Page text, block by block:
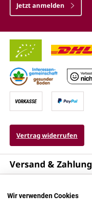
Jetzt anmelden
Vertrag widerrufen
Versand & Zahlung
Wir verwenden Cookies